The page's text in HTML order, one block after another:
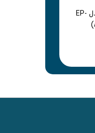
شارژر 25 وات سامسونگ مدل EP-